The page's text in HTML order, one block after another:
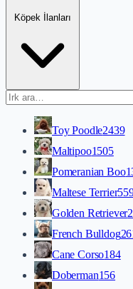
Köpek İlanları
Toy Poodle2439
Maltipoo1505
Pomeranian Boo
Maltese Terrier
Golden Retriever
French Bulldog
Cane Corso184
Doberman156